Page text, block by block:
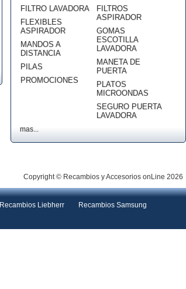
FILTRO LAVADORA
FLEXIBLES
ASPIRADOR
MANDOS A
DISTANCIA
PILAS
PROMOCIONES
FILTROS
ASPIRADOR
GOMAS
ESCOTILLA
LAVADORA
MANETA DE
PUERTA
PLATOS
MICROONDAS
SEGURO PUERTA
LAVADORA
mas...
Copyright © Recambios y Accesorios onLine 2026
Recambios Liebherr
Recambios Samsung